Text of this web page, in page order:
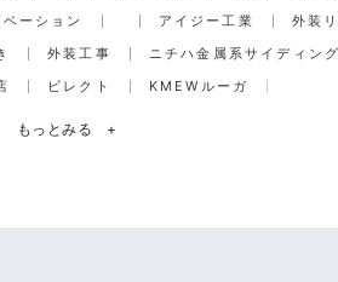
ベーション アイジー工業
外装
外装工事
ニチハ金属系サイディン
ビレクト KMEWルーガ
もっとみる +